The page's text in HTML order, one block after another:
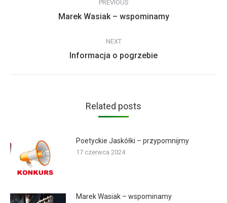
navigation
PREVIOUS
Previous
Marek Wasiak – wspominamy
NEXT
Next
Informacja o pogrzebie
Related posts
Poetyckie Jaskółki – przypomnijmy
17 czerwca 2024
Marek Wasiak – wspominamy